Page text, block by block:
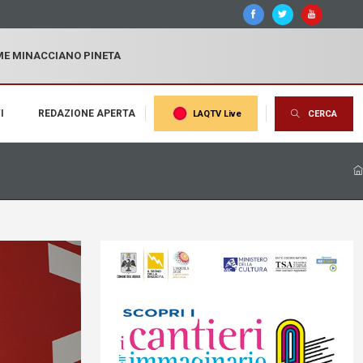
MINACCIANO PINETA
REDAZIONE APERTA LAQTV Live CERCA